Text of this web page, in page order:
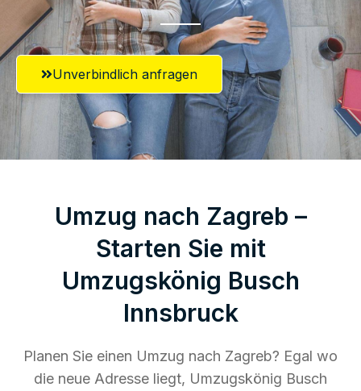
Unverbindlich anfragen
Umzug nach Zagreb –
Starten Sie mit
Umzugskönig Busch
Innsbruck
Planen Sie einen Umzug nach Zagreb? Egal wo
die neue Adresse liegt, Umzugskönig Busch